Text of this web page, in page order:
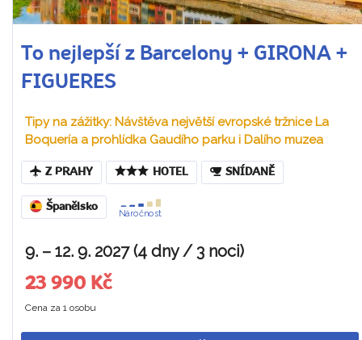
To nejlepší z Barcelony + GIRONA +
FIGUERES
Tipy na zážitky: Návštěva největší evropské tržnice La
Boquería a prohlídka Gaudího parku i Dalího muzea
Z PRAHY HOTEL SNÍDANĚ
Španělsko
Náročnost
9. – 12. 9. 2027 (4 dny / 3 noci)
23 990 Kč
Cena za 1 osobu